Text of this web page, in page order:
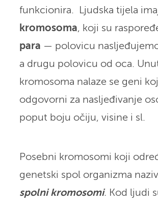
funkcionira. Ljudska tijela
kromosoma, koji su
para — polovicu
a drugu polovicu od oca.
kromosoma nalaze se geni
odgovorni za nasljeđivanje
poput boju očiju, visine i sl.
Posebni kromosomi koji
genetski spol organizma
spolni kromosomi. Kod ljudi